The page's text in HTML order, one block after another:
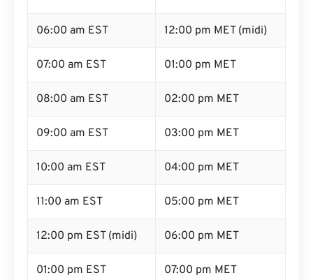
06:00 am EST 12:00 pm MET (midi)
07:00 am EST 01:00 pm MET
08:00 am EST 02:00 pm MET
09:00 am EST 03:00 pm MET
10:00 am EST 04:00 pm MET
11:00 am EST 05:00 pm MET
12:00 pm EST (midi) 06:00 pm MET
01:00 pm EST 07:00 pm MET